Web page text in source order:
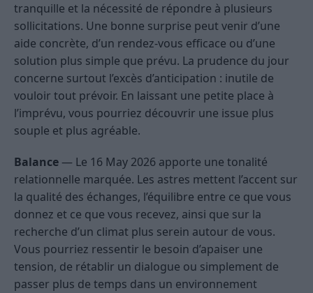
tranquille et la nécessité de répondre à plusieurs
sollicitations. Une bonne surprise peut venir d’une
aide concrète, d’un rendez-vous efficace ou d’une
solution plus simple que prévu. La prudence du jour
concerne surtout l’excès d’anticipation : inutile de
vouloir tout prévoir. En laissant une petite place à
l’imprévu, vous pourriez découvrir une issue plus
souple et plus agréable.
Balance — Le 16 May 2026 apporte une tonalité
relationnelle marquée. Les astres mettent l’accent sur
la qualité des échanges, l’équilibre entre ce que vous
donnez et ce que vous recevez, ainsi que sur la
recherche d’un climat plus serein autour de vous.
Vous pourriez ressentir le besoin d’apaiser une
tension, de rétablir un dialogue ou simplement de
passer plus de temps dans un environnement